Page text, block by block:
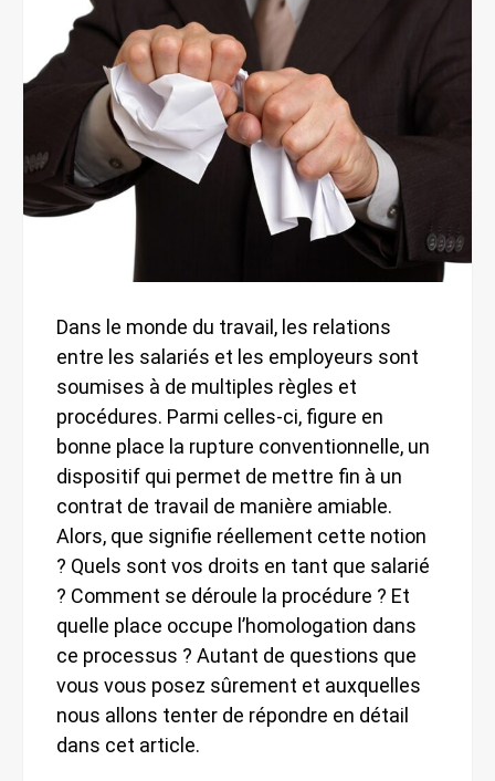
Dans le monde du travail, les relations
entre les salariés et les employeurs sont
soumises à de multiples règles et
procédures. Parmi celles-ci, figure en
bonne place la rupture conventionnelle, un
dispositif qui permet de mettre fin à un
contrat de travail de manière amiable.
Alors, que signifie réellement cette notion
? Quels sont vos droits en tant que salarié
? Comment se déroule la procédure ? Et
quelle place occupe l’homologation dans
ce processus ? Autant de questions que
vous vous posez sûrement et auxquelles
nous allons tenter de répondre en détail
dans cet article.